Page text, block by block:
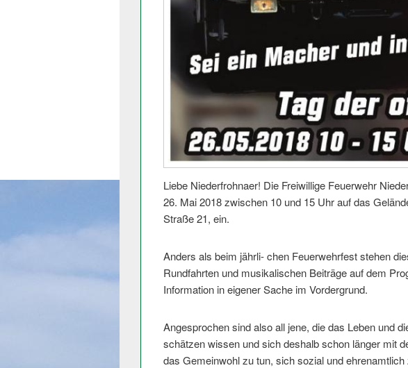
Liebe Niederfrohnaer! Die Freiwillige Feuerwehr
26. Mai 2018 zwischen 10 und 15 Uhr auf das
Straße 21, ein.
Anders als beim jährli- chen Feuerwehrfest stehen
Rundfahrten und musikalischen Beiträge auf dem
Information in eigener Sache im Vordergrund.
Angesprochen sind also all jene, die das Leben und
schätzen wissen und sich deshalb schon länger mit
das Gemeinwohl zu tun, sich sozial und